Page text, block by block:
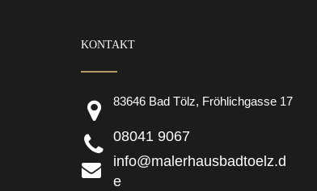
KONTAKT
83646 Bad Tölz, Fröhlichgasse 17
08041 9067
info@malerhausbadtoelz.d
e